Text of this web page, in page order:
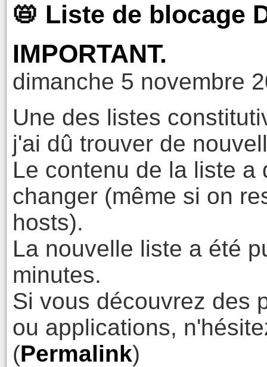
📛 Liste de blocage
IMPORTANT.
dimanche 5 novembre
Une des listes
j'ai dû trouver de
Le contenu de la liste a
changer (même si on
hosts).
La nouvelle liste a été
minutes.
Si vous découvrez des
ou applications,
(Permalink)